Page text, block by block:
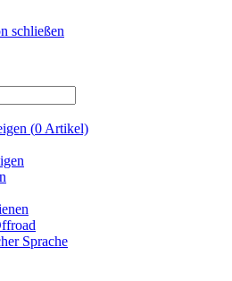
schließen
(0 Artikel)
Sprache